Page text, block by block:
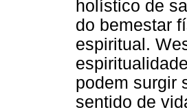
holístico de
do bemestar
espiritual.
podem surgir
sentido de